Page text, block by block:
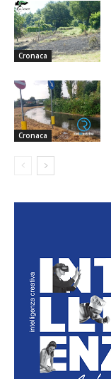
Cronaca
Cronaca